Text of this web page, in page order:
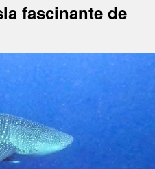
fascinante de